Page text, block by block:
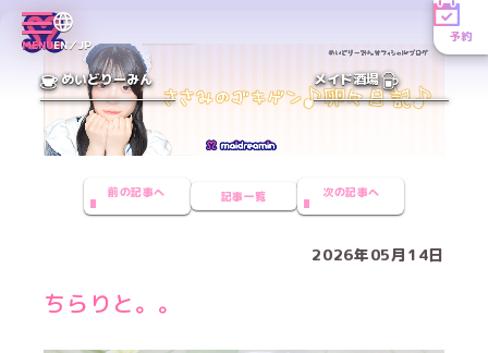
MENUEN／JP
予約
めいどりーみん メイド酒場
前の記事へ 記事一覧 次の記事へ
2026年05月14日
ちらりと。。